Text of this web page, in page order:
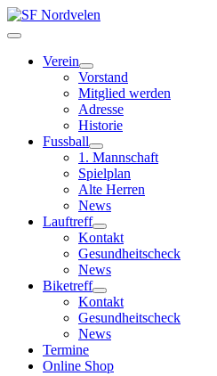
Verein
Vorstand
Mitglied werden
Adresse
Historie
Fussball
1. Mannschaft
Spielplan
Alte Herren
News
Lauftreff
Kontakt
Gesundheitscheck
News
Biketreff
Kontakt
Gesundheitscheck
News
Termine
Online Shop